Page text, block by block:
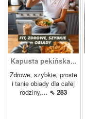
Kapusta pekińska...
Zdrowe, szybkie, proste
i tanie obiady dla całej
rodziny,... ⇖ 283